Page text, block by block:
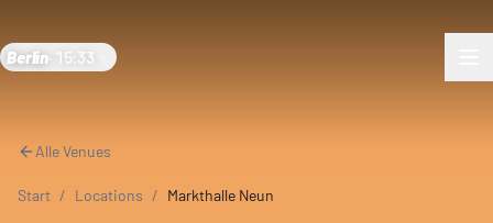
Berlin 15:33
Alle Venues
Start / Locations / Markthalle Neun